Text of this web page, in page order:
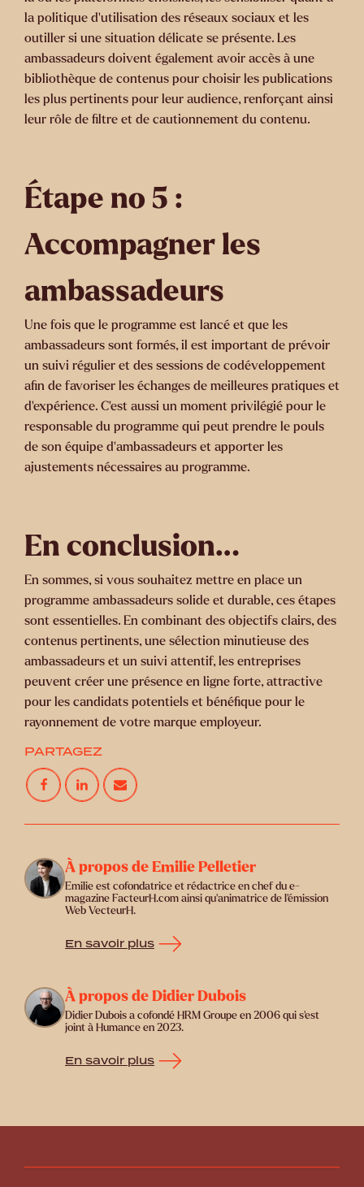
la politique d’utilisation des réseaux sociaux et les
outiller si une situation délicate se présente. Les
ambassadeurs doivent également avoir accès à une
bibliothèque de contenus pour choisir les publications
les plus pertinents pour leur audience, renforçant ainsi
leur rôle de filtre et de cautionnement du contenu.
Étape no 5 :
Accompagner les
ambassadeurs
Une fois que le programme est lancé et que les
ambassadeurs sont formés, il est important de prévoir
un suivi régulier et des sessions de codéveloppement
afin de favoriser les échanges de meilleures pratiques et
d’expérience. C’est aussi un moment privilégié pour le
responsable du programme qui peut prendre le pouls
de son équipe d’ambassadeurs et apporter les
ajustements nécessaires au programme.
En conclusion…
En sommes, si vous souhaitez mettre en place un
programme ambassadeurs solide et durable, ces étapes
sont essentielles. En combinant des objectifs clairs, des
contenus pertinents, une sélection minutieuse des
ambassadeurs et un suivi attentif, les entreprises
peuvent créer une présence en ligne forte, attractive
pour les candidats potentiels et bénéfique pour le
rayonnement de votre marque employeur.
PARTAGEZ
À propos de Emilie Pelletier
Emilie est cofondatrice et rédactrice en chef du e-
magazine FacteurH.com ainsi qu'animatrice de l'émission
Web VecteurH.
En savoir plus
À propos de Didier Dubois
Didier Dubois a cofondé HRM Groupe en 2006 qui s'est
joint à Humance en 2023.
En savoir plus